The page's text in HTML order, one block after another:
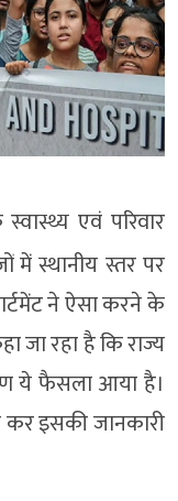
एवं परिवार
स्थानीय स्तर पर
ने ऐसा करने के
जा रहा है कि राज्य
ये फैसला आया है।
कर इसकी जानकारी